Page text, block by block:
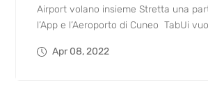
Airport volano insieme Stretta una
l’App e l’Aeroporto di Cuneo TabUi
Apr 08, 2022